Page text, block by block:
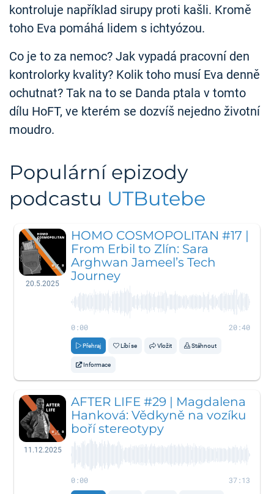
kontroluje například sirupy proti kašli. Kromě
toho Eva pomáhá lidem s ichtyózou.
Co je to za nemoc? Jak vypadá pracovní den
kontrolorky kvality? Kolik toho musí Eva denně
ochutnat? Tak na to se Danda ptala v tomto
dílu HoFT, ve kterém se dozvíš nejedno životní
moudro.
Populární epizody
podcastu UTButebe
20.5.2025
HOMO COSMOPOLITAN #17 |
From Erbil to Zlín: Sara
Arghwan Jameel’s Tech
Journey
0:00 20:40
Přehraj Líbí se Vložit Stáhnout
Informace
11.12.2025
AFTER LIFE #29 | Magdalena
Hanková: Vědkyně na vozíku
boří stereotypy
0:00 37:13